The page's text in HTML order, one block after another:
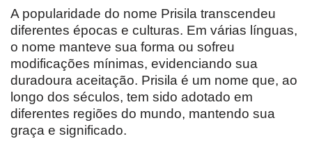
A popularidade do nome Prisila transcendeu
diferentes épocas e culturas. Em várias línguas,
o nome manteve sua forma ou sofreu
modificações mínimas, evidenciando sua
duradoura aceitação. Prisila é um nome que, ao
longo dos séculos, tem sido adotado em
diferentes regiões do mundo, mantendo sua
graça e significado.